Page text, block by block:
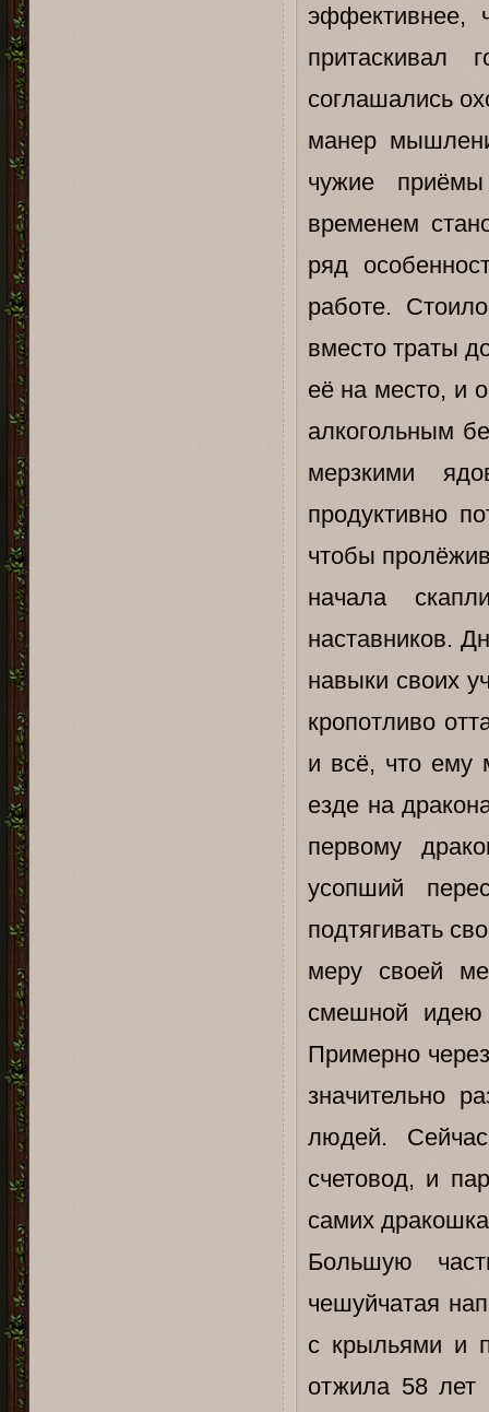
эффективнее,
соглашались
манер
чужие
временем
ряд
работе.
вместо траты
её на место, и
алкогольным
мерзкими
продуктивно
чтобы
начала
наставников.
навыки своих
кропотливо
и всё, что ему
езде на
первому
усопший
подтягивать
меру своей
смешной
Примерно
значительно
людей.
счетовод, и
самих
Большую
чешуйчатая
с крыльями и
отжила 58